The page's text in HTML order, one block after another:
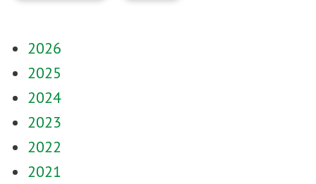
2026
2025
2024
2023
2022
2021